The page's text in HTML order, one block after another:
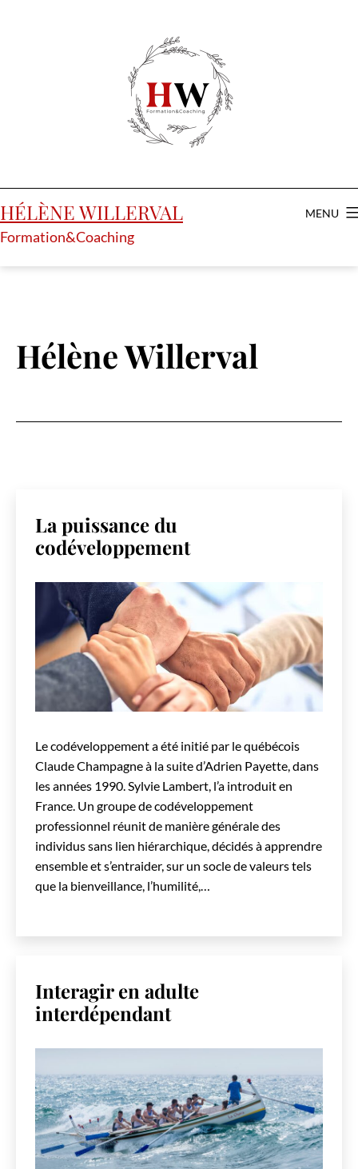
HÉLÈNE WILLERVAL
Formation&Coaching
MENU
Hélène Willerval
La puissance du
codéveloppement
Le codéveloppement a été initié par le québécois
Claude Champagne à la suite d’Adrien Payette, dans
les années 1990. Sylvie Lambert, l’a introduit en
France. Un groupe de codéveloppement
professionnel réunit de manière générale des
individus sans lien hiérarchique, décidés à apprendre
ensemble et s’entraider, sur un socle de valeurs tels
que la bienveillance, l’humilité,…
Interagir en adulte
interdépendant